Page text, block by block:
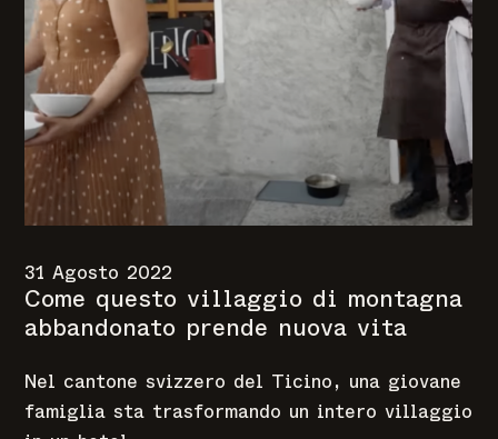
31 Agosto 2022
Come questo villaggio di montagna
abbandonato prende nuova vita
Nel cantone svizzero del Ticino, una giovane
famiglia sta trasformando un intero villaggio